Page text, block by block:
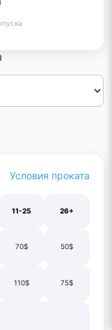
Условия проката
11-25 26+
70$ 50$
110$ 75$